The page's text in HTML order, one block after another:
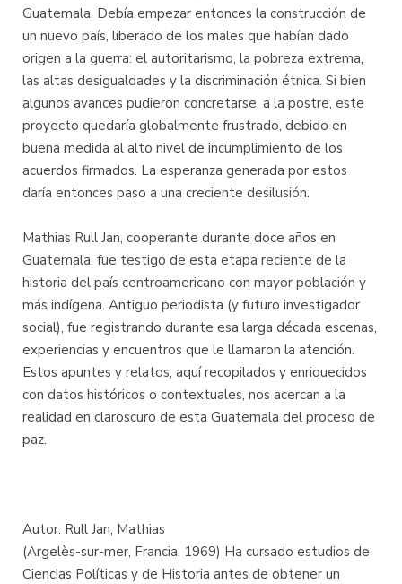
Guatemala. Debía empezar entonces la construcción de
un nuevo país, liberado de los males que habían dado
origen a la guerra: el autoritarismo, la pobreza extrema,
las altas desigualdades y la discriminación étnica. Si bien
algunos avances pudieron concretarse, a la postre, este
proyecto quedaría globalmente frustrado, debido en
buena medida al alto nivel de incumplimiento de los
acuerdos firmados. La esperanza generada por estos
daría entonces paso a una creciente desilusión.
Mathias Rull Jan, cooperante durante doce años en
Guatemala, fue testigo de esta etapa reciente de la
historia del país centroamericano con mayor población y
más indígena. Antiguo periodista (y futuro investigador
social), fue registrando durante esa larga década escenas,
experiencias y encuentros que le llamaron la atención.
Estos apuntes y relatos, aquí recopilados y enriquecidos
con datos históricos o contextuales, nos acercan a la
realidad en claroscuro de esta Guatemala del proceso de
paz.
Autor: Rull Jan, Mathias
(Argelès-sur-mer, Francia, 1969) Ha cursado estudios de
Ciencias Políticas y de Historia antes de obtener un